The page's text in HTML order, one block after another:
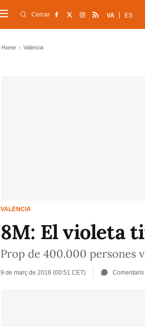
Cercar VA ES
Home València
VALÈNCIA
8M: El violeta
Prop de 400.000 persones
9 de març de 2018 (00:51 CET) Comentaris